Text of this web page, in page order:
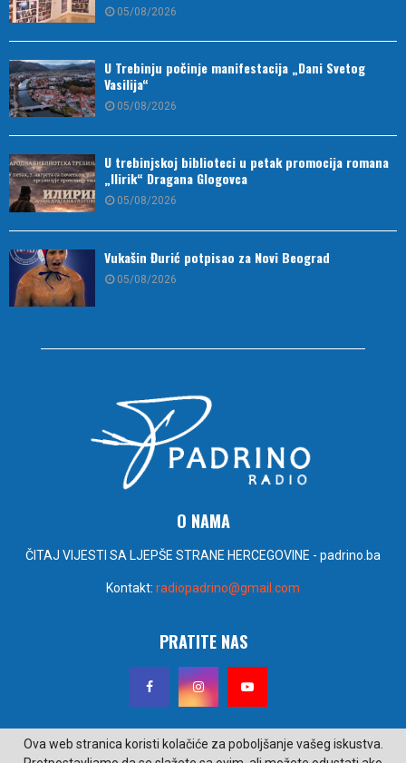
05/08/2026
U Trebinju počinje manifestacija „Dani Svetog
Vasilija“
05/08/2026
U trebinjskoj biblioteci u petak promocija romana
„Ilirik“ Dragana Glogovca
05/08/2026
Vukašin Đurić potpisao za Novi Beograd
05/08/2026
O NAMA
ČITAJ VIJESTI SA LJEPŠE STRANE HERCEGOVINE - padrino.ba
Kontakt: radiopadrino@gmail.com
PRATITE NAS
Ova web stranica koristi kolačiće za poboljšanje vašeg iskustva.